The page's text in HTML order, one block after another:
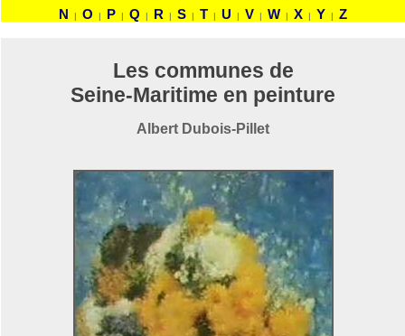
N
| O | P | Q | R | S | T | U | V | W | X | Y | Z
Les communes de
Seine-Maritime en peinture
Albert Dubois-Pillet